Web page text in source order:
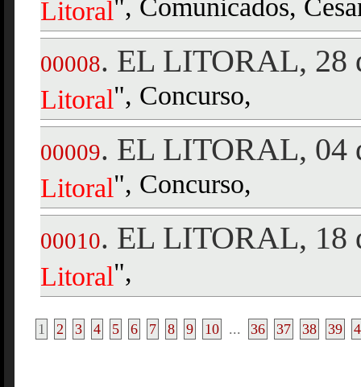
Litoral", Comunicados,
00008. EL LITORAL, 28
Litoral", Concurso,
00009. EL LITORAL, 04
Litoral", Concurso,
00010. EL LITORAL, 18
Litoral",
1 2 3 4 5 6 7 8 9 10 ... 36 37 38 39